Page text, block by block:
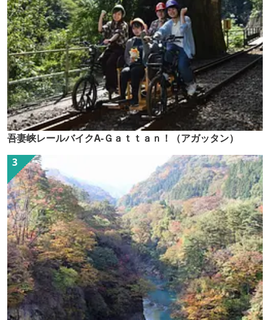
吾妻峡レールバイクA-Ｇａｔｔａｎ！（アガッタン）